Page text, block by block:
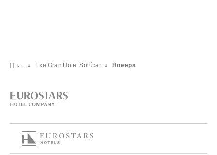
Exe Gran Hotel Solúcar Номера